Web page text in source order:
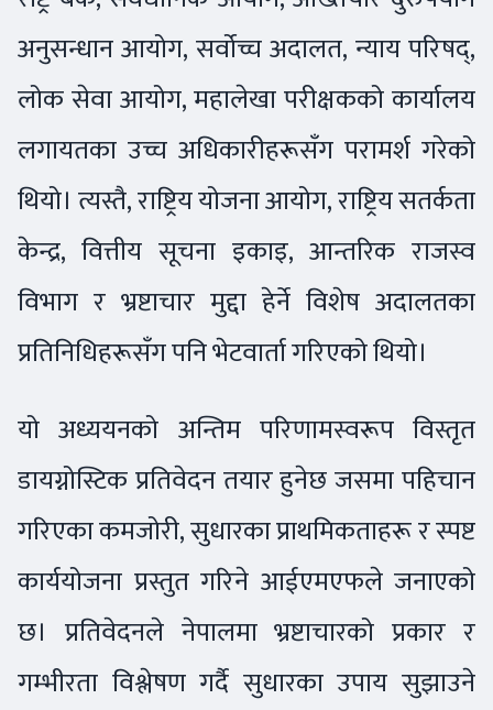
अनुसन्धान आयोग, सर्वोच्च अदालत, न्याय परिषद्,
लोक सेवा आयोग, महालेखा परीक्षकको कार्यालय
लगायतका उच्च अधिकारीहरूसँग परामर्श गरेको
थियो। त्यस्तै, राष्ट्रिय योजना आयोग, राष्ट्रिय सतर्कता
केन्द्र, वित्तीय सूचना इकाइ, आन्तरिक राजस्व
विभाग र भ्रष्टाचार मुद्दा हेर्ने विशेष अदालतका
प्रतिनिधिहरूसँग पनि भेटवार्ता गरिएको थियो।
यो अध्ययनको अन्तिम परिणामस्वरूप विस्तृत
डायग्नोस्टिक प्रतिवेदन तयार हुनेछ जसमा पहिचान
गरिएका कमजोरी, सुधारका प्राथमिकताहरू र स्पष्ट
कार्ययोजना प्रस्तुत गरिने आईएमएफले जनाएको
छ। प्रतिवेदनले नेपालमा भ्रष्टाचारको प्रकार र
गम्भीरता विश्लेषण गर्दै सुधारका उपाय सुझाउने